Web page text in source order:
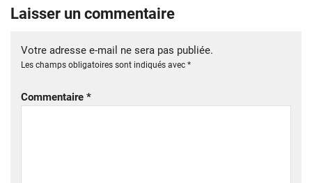
Laisser un commentaire
Votre adresse e-mail ne sera pas publiée.
Les champs obligatoires sont indiqués avec *
Commentaire *